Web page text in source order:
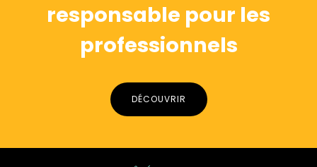
responsable pour les
professionnels
DÉCOUVRIR